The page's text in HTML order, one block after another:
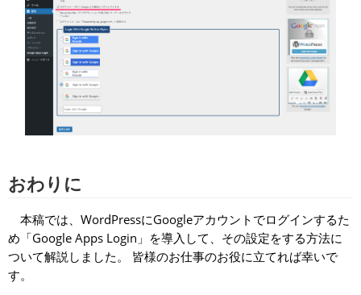
おわりに
本稿では、WordPressにGoogleアカウントでログインするた
め「Google Apps Login」を導入して、その設定をする方法に
ついて解説しました。 皆様のお仕事のお役に立てれば幸いで
す。